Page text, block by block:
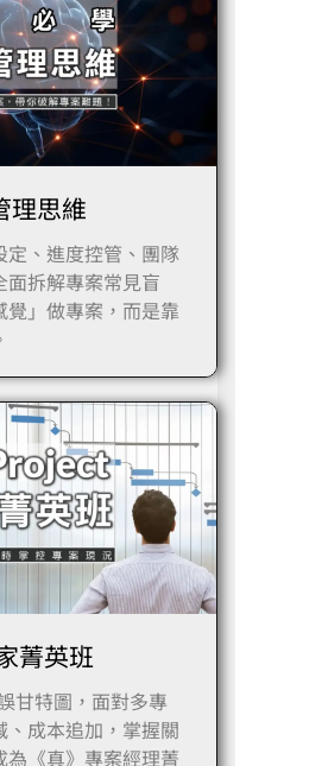
理思維
、進度控管、團隊
拆解專案常見盲
」做專案，而是靠
菁英班
甘特圖，面對多專
成本追加，掌握關
《真》專案經理菁